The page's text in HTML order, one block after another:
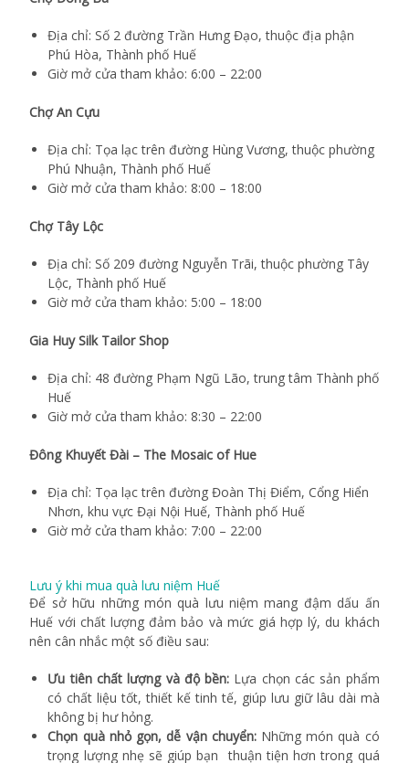
Địa chỉ: Số 2 đường Trần Hưng Đạo, thuộc địa phận
Phú Hòa, Thành phố Huế
Giờ mở cửa tham khảo: 6:00 – 22:00
Chợ An Cựu
Địa chỉ: Tọa lạc trên đường Hùng Vương, thuộc phường
Phú Nhuận, Thành phố Huế
Giờ mở cửa tham khảo: 8:00 – 18:00
Chợ Tây Lộc
Địa chỉ: Số 209 đường Nguyễn Trãi, thuộc phường Tây
Lộc, Thành phố Huế
Giờ mở cửa tham khảo: 5:00 – 18:00
Gia Huy Silk Tailor Shop
Địa chỉ: 48 đường Phạm Ngũ Lão, trung tâm Thành phố
Huế
Giờ mở cửa tham khảo: 8:30 – 22:00
Đông Khuyết Đài – The Mosaic of Hue
Địa chỉ: Tọa lạc trên đường Đoàn Thị Điểm, Cổng Hiển
Nhơn, khu vực Đại Nội Huế, Thành phố Huế
Giờ mở cửa tham khảo: 7:00 – 22:00
Lưu ý khi mua quà lưu niệm Huế
Để sở hữu những món quà lưu niệm mang đậm dấu ấn
Huế với chất lượng đảm bảo và mức giá hợp lý, du khách
nên cân nhắc một số điều sau:
Ưu tiên chất lượng và độ bền: Lựa chọn các sản phẩm
có chất liệu tốt, thiết kế tinh tế, giúp lưu giữ lâu dài mà
không bị hư hỏng.
Chọn quà nhỏ gọn, dễ vận chuyển:Những món quà có
trọng lượng nhẹ sẽ giúp bạn thuận tiện hơn trong quá